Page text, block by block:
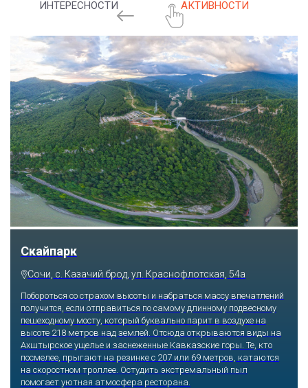
ИНТЕРЕСНОСТИ АКТИВНОСТИ
Скайпарк
Сочи, с. Казачий брод, ул. Краснофлотская, 54а
Побороться со страхом высоты и набраться массу впечатлений
получится, если отправиться по самому длинному подвесному
пешеходному мосту, который буквально парит в воздухе на
высоте 218 метров над землей. Отсюда открываются виды на
Ахштырское ущелье и заснеженные Кавказские горы. Те, кто
посмелее, прыгают на резинке с 207 или 69 метров, катаются
на скоростном троллее. Остудить экстремальный пыл
помогает уютная атмосфера ресторана.